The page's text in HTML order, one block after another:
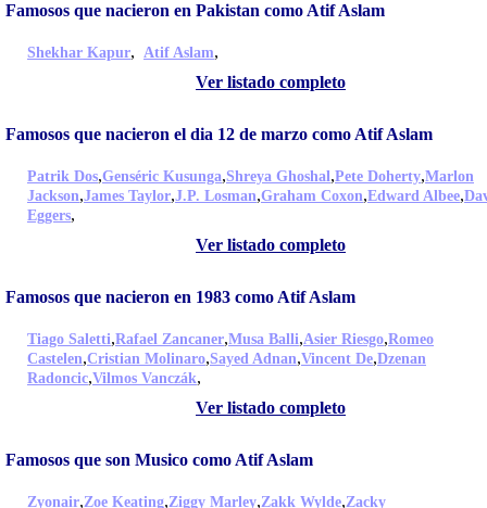
Famosos que nacieron en Pakistan como Atif Aslam
Shekhar Kapur, Atif Aslam,
Ver listado completo
Famosos que nacieron el dia 12 de marzo como Atif Aslam
Patrik Dos,Genséric Kusunga,Shreya Ghoshal,Pete Doherty,Marlon
Jackson,James Taylor,J.P. Losman,Graham Coxon,Edward Albee,
Eggers,
Ver listado completo
Famosos que nacieron en 1983 como Atif Aslam
Tiago Saletti,Rafael Zancaner,Musa Balli,Asier Riesgo,Romeo
Castelen,Cristian Molinaro,Sayed Adnan,Vincent De,Dzenan
Radoncic,Vilmos Vanczák,
Ver listado completo
Famosos que son Musico como Atif Aslam
Zyonair,Zoe Keating,Ziggy Marley,Zakk Wylde,Zacky